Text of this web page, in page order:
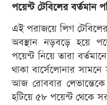
পয়েন্ট টেবিলের বর্তমান
এই পরাজয়ে লিগ টেবিলের
অবস্থান নড়বড়ে হয়ে
পয়েন্ট নিয়ে তারা
থাকা বার্সেলোনার
আজ রোববার
হটিয়ে ৫৮ পয়েন্ট থেকে